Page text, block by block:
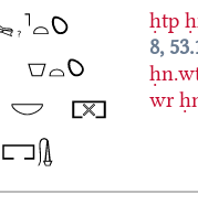
ḥtp
8,
wr